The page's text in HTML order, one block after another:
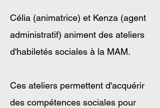
Célia (animatrice) et Kenza (agent
administratif) animent des ateliers
d'habiletés sociales à la MAM.
Ces ateliers permettent d'acquérir
des compétences sociales pour